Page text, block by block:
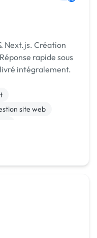
Next.js. Création
rapide sous
intégralement.
site web